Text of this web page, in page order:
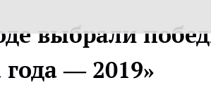
выбрали
— 2019»